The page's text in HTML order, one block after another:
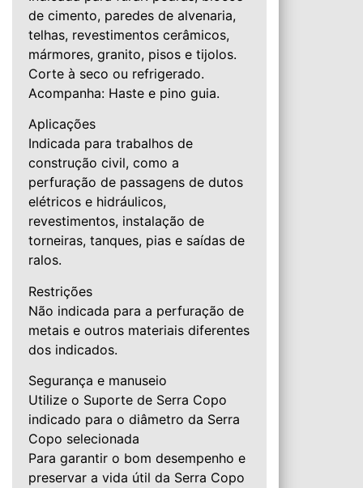
de cimento, paredes de alvenaria,
telhas, revestimentos cerâmicos,
mármores, granito, pisos e tijolos.
Corte à seco ou refrigerado.
Acompanha: Haste e pino guia.
Aplicações
Indicada para trabalhos de
construção civil, como a
perfuração de passagens de dutos
elétricos e hidráulicos,
revestimentos, instalação de
torneiras, tanques, pias e saídas de
ralos.
Restrições
Não indicada para a perfuração de
metais e outros materiais diferentes
dos indicados.
Segurança e manuseio
Utilize o Suporte de Serra Copo
indicado para o diâmetro da Serra
Copo selecionada
Para garantir o bom desempenho e
preservar a vida útil da Serra Copo